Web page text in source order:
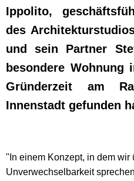
Ippolito,
des
und sein Partner
besondere
Gründerzeit am
Innenstadt gefunden
"In einem Konzept, in dem wir
Unverwechselbarkeit